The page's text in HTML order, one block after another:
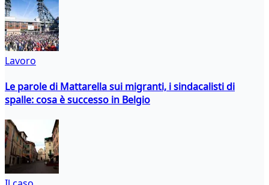
Lavoro
Le parole di Mattarella sui migranti, i sindacalisti di
spalle: cosa è successo in Belgio